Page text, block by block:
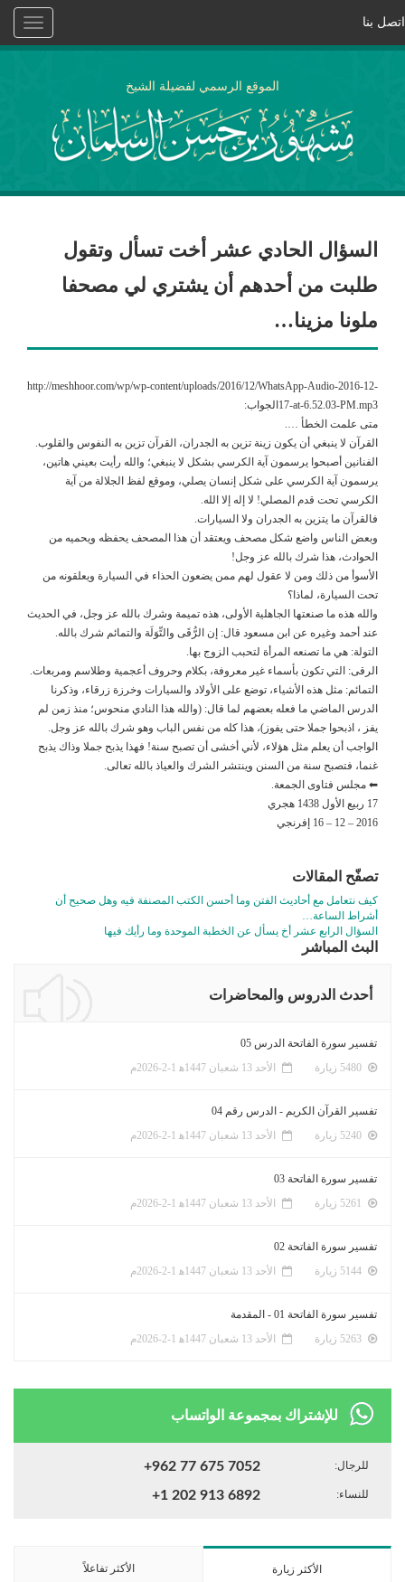
Toggle
اتصل بنا
الموقع الرسمي لفضيلة الشيخ
السؤال الحادي عشر أخت تسأل وتقول
طلبت من أحدهم أن يشتري لي مصحفا
ملونا مزينا…
http://meshhoor.com/wp/wp-content/uploads/2016/12/WhatsApp-Audio-2016-12-
17-at-6.52.03-PM.mp3الجواب:
متى علمت الخطأ ….
القرآن لا ينبغي أن يكون زينة تزين به الجدران، القرآن تزين به النفوس والقلوب.
الفنانين أصبحوا يرسمون آية الكرسي بشكل لا ينبغي؛ والله رأيت بعيني هاتين،
يرسمون آية الكرسي على شكل إنسان يصلي، وموقع لفظ الجلالة من آية
الكرسي تحت قدم المصلي! لا إله إلا الله.
فالقرآن ما يتزين به الجدران ولا السيارات.
وبعض الناس واضع شكل مصحف ويعتقد أن هذا المصحف يحفظه ويحميه من
الحوادث، هذا شرك بالله عز وجل!
الأسوأ من ذلك ومن لا عقول لهم ممن يضعون الحذاء في السيارة ويعلقونه من
تحت السيارة، لماذا؟
والله هذه ما صنعتها الجاهلية الأولى، هذه تميمة وشرك بالله عز وجل، في الحديث
عند أحمد وغيره عن ابن مسعود قال: إن الرُّقَى والتِّوَلَة والتمائم شرك بالله.
التولة: هي ما تصنعه المرأة لتحبب الزوج بها.
الرقى: التي تكون بأسماء غير معروفة، بكلام وحروف أعجمية وطلاسم ومربعات.
التمائم: مثل هذه الأشياء، توضع على الأولاد والسيارات وخرزة زرقاء، وذكرنا
الدرس الماضي ما فعله بعضهم لما قال: (والله هذا النادي منحوس؛ منذ زمن لم
يفز ، اذبحوا جملا حتى يفوز)، هذا كله من نفس الباب وهو شرك بالله عز وجل.
الواجب أن يعلم مثل هؤلاء، لأني أخشى أن تصبح سنة! فهذا يذبح جملا وذاك يذبح
غنما، فتصبح سنة من السنن وينتشر الشرك والعياذ بالله تعالى.
⬅ مجلس فتاوى الجمعة.
17 ربيع الأول 1438 هجري
2016 – 12 – 16 إفرنجي
تصفّح المقالات
كيف نتعامل مع أحاديث الفتن وما أحسن الكتب المصنفة فيه وهل صحيح أن
أشراط الساعة…
السؤال الرابع عشر أخ يسأل عن الخطبة الموحدة وما رأيك فيها
البث المباشر
أحدث الدروس والمحاضرات
تفسير سورة الفاتحة الدرس 05
الأحد 13 شعبان 1447ﻫ 1-2-2026م
تفسير القرآن الكريم - الدرس رقم 04
الأحد 13 شعبان 1447ﻫ 1-2-2026م
تفسير سورة الفاتحة 03
الأحد 13 شعبان 1447ﻫ 1-2-2026م
تفسير سورة الفاتحة 02
الأحد 13 شعبان 1447ﻫ 1-2-2026م
تفسير سورة الفاتحة 01 - المقدمة
الأحد 13 شعبان 1447ﻫ 1-2-2026م
للإشتراك بمجموعة الواتساب
للرجال: +962 77 675 7052
للنساء: +1 202 913 6892
الأكثر زيارة الأكثر تفاعلاً